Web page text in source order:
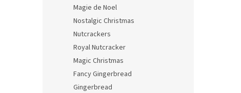
Magie de Noel
Nostalgic Christmas
Nutcrackers
Royal Nutcracker
Magic Christmas
Fancy Gingerbread
Gingerbread